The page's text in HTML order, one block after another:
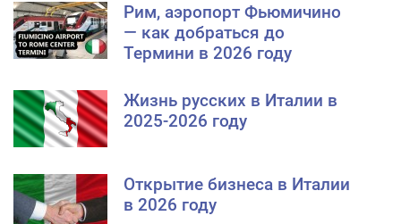
Рим, аэропорт Фьюмичино
— как добраться до
Термини в 2026 году
Жизнь русских в Италии в
2025-2026 году
Открытие бизнеса в Италии
в 2026 году